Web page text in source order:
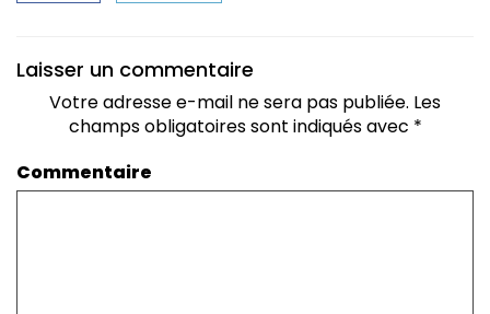
Laisser un commentaire
Votre adresse e-mail ne sera pas publiée. Les
champs obligatoires sont indiqués avec *
Commentaire